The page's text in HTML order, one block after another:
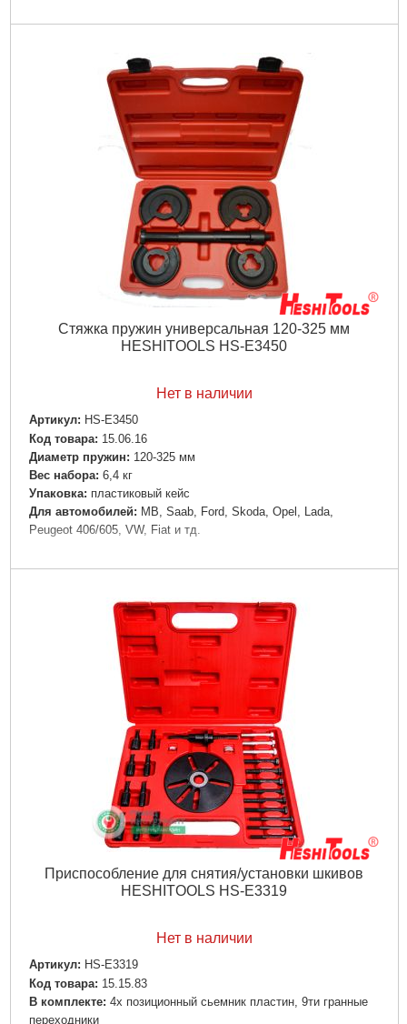
Стяжка пружин универсальная 120-325 мм
HESHITOOLS HS-E3450
Нет в наличии
Артикул: HS-E3450
Код товара: 15.06.16
Диаметр пружин: 120-325 мм
Вес набора: 6,4 кг
Упаковка: пластиковый кейс
Для автомобилей: МВ, Saab, Ford, Skoda, Opel, Lada,
Peugeot 406/605, VW, Fiat и тд.
Подробнее...
Приспособление для снятия/установки шкивов
HESHITOOLS HS-E3319
Нет в наличии
Артикул: HS-E3319
Код товара: 15.15.83
В комплекте: 4х позиционный сьемник пластин, 9ти гранные
переходники